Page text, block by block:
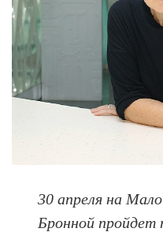
30 апреля на
Бронной пройдет